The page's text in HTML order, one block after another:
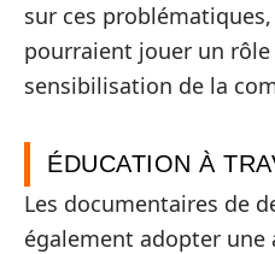
sur ces
pourraient jouer un
sensibilisation de la
ÉDUCATION À
Les documentaires de
également adopter une